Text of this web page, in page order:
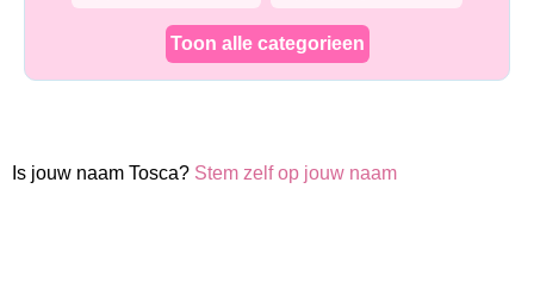
Toon alle categorieen
Is jouw naam Tosca? Stem zelf op jouw naam